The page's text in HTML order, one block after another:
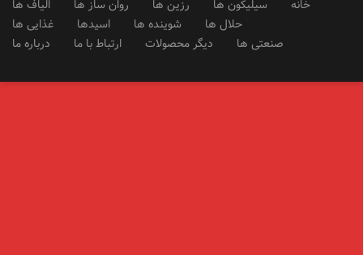
خانه
سیلیکون ها رزین ها روان ساز ها
الیاف ها
حلال ها
شوینده ها اسیدها
غذایی ها
صنعتی ها
دیگر محصولات ارتباط با ما درباره ما